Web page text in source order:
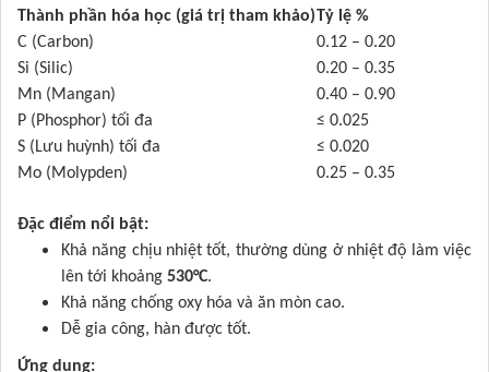
Thành phần hóa học (giá trị tham khảo)Tỷ lệ %
C (Carbon)
0.12 – 0.20
Si (Silic)
0.20 – 0.35
Mn (Mangan)
0.40 – 0.90
P (Phosphor) tối đa
≤ 0.025
S (Lưu huỳnh) tối đa
≤ 0.020
Mo (Molypden)
0.25 – 0.35
Đặc điểm nổi bật:
Khả năng chịu nhiệt tốt, thường dùng ở nhiệt độ làm việc
lên tới khoảng 530°C.
Khả năng chống oxy hóa và ăn mòn cao.
Dễ gia công, hàn được tốt.
Ứng dụng: